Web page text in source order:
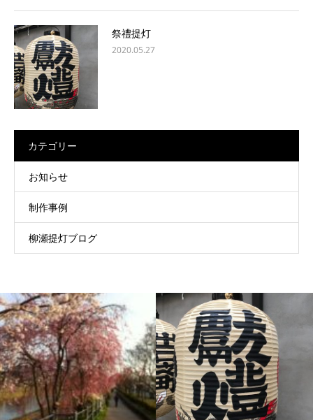
祭禮提灯
2020.05.27
カテゴリー
お知らせ
制作事例
柳瀬提灯ブログ